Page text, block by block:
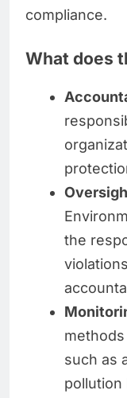
compliance.
What does
the
such as
pollution